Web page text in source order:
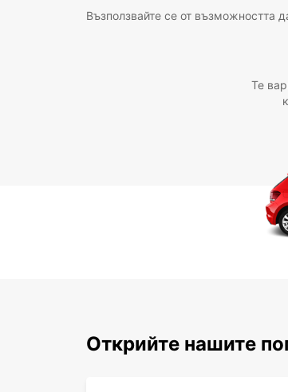
Възползвайте се от възможността
Те
Открийте нашите